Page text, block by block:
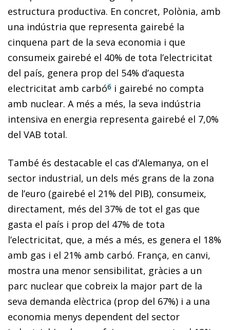
estructura productiva. En concret, Polònia, amb
una indústria que representa gairebé la
cinquena part de la seva economia i que
consumeix gairebé el 40% de tota l’electricitat
del país, genera prop del 54% d’aquesta
electricitat amb carbó6 i gairebé no compta
amb nuclear. A més a més, la seva indústria
intensiva en energia representa gairebé el 7,0%
del VAB total.
També és destacable el cas d’Alemanya, on el
sector industrial, un dels més grans de la zona
de l’euro (gairebé el 21% del PIB), consumeix,
directament, més del 37% de tot el gas que
gasta el país i prop del 47% de tota
l’electricitat, que, a més a més, es genera el 18%
amb gas i el 21% amb carbó. França, en canvi,
mostra una menor sensibilitat, gràcies a un
parc nuclear que cobreix la major part de la
seva demanda elèctrica (prop del 67%) i a una
economia menys dependent del sector